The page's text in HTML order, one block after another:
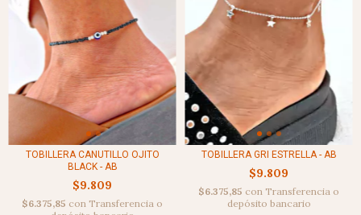
TOBILLERA CANUTILLO OJITO
BLACK - AB
$9.809
$6.375,85 con Transferencia o
TOBILLERA GRI ESTRELLA - AB
$9.809
$6.375,85 con Transferencia o
depósito bancario